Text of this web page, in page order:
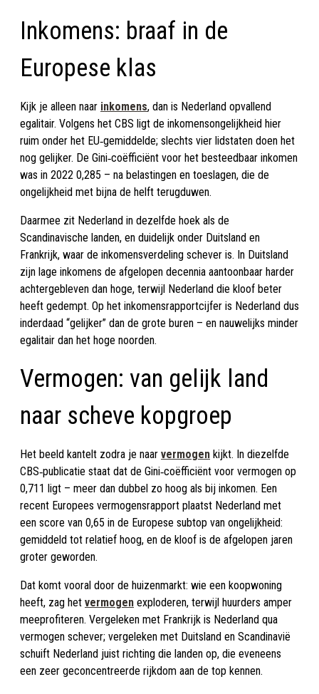
Inkomens: braaf in de
Europese klas
Kijk je alleen naar inkomens, dan is Nederland opvallend
egalitair. Volgens het CBS ligt de inkomensongelijkheid hier
ruim onder het EU‑gemiddelde; slechts vier lidstaten doen het
nog gelijker. De Gini‑coëfficiënt voor het besteedbaar inkomen
was in 2022 0,285 – na belastingen en toeslagen, die de
ongelijkheid met bijna de helft terugduwen.
Daarmee zit Nederland in dezelfde hoek als de
Scandinavische landen, en duidelijk onder Duitsland en
Frankrijk, waar de inkomensverdeling schever is. In Duitsland
zijn lage inkomens de afgelopen decennia aantoonbaar harder
achtergebleven dan hoge, terwijl Nederland die kloof beter
heeft gedempt. Op het inkomensrapportcijfer is Nederland dus
inderdaad “gelijker” dan de grote buren – en nauwelijks minder
egalitair dan het hoge noorden.
Vermogen: van gelijk land
naar scheve kopgroep
Het beeld kantelt zodra je naar vermogen kijkt. In diezelfde
CBS‑publicatie staat dat de Gini‑coëfficiënt voor vermogen op
0,711 ligt – meer dan dubbel zo hoog als bij inkomen. Een
recent Europees vermogensrapport plaatst Nederland met
een score van 0,65 in de Europese subtop van ongelijkheid:
gemiddeld tot relatief hoog, en de kloof is de afgelopen jaren
groter geworden.
Dat komt vooral door de huizenmarkt: wie een koopwoning
heeft, zag het vermogen exploderen, terwijl huurders amper
meeprofiteren. Vergeleken met Frankrijk is Nederland qua
vermogen schever; vergeleken met Duitsland en Scandinavië
schuift Nederland juist richting die landen op, die eveneens
een zeer geconcentreerde rijkdom aan de top kennen.